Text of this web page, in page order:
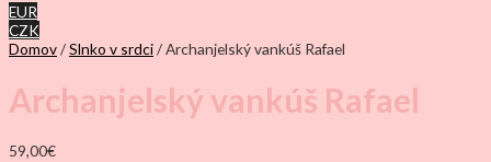
EUR
CZK
Domov/Slnko v srdci/ Archanjelský vankúš Rafael
Archanjelský vankúš Rafael
59,00€